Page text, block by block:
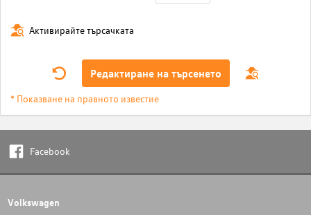
Активирайте търсачката
Редактиране на търсенето
* Показване на правното известие
Facebook
Volkswagen